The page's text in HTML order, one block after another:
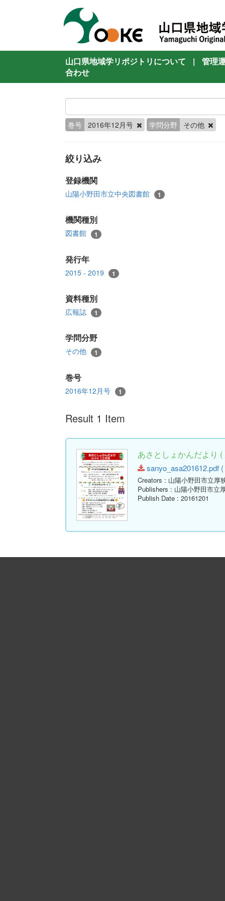
山口県地域学リポジトリについて |
管理
合わせ
巻号 2016年12月号 学問分野 その他
絞り込み
登録機関
山陽小野田市立中央図書館 1
機関種別
図書館 1
発行年
2015 - 2019 1
資料種別
広報誌 1
学問分野
その他 1
巻号
2016年12月号 1
Result 1 Item
あさとしょかんだより
sanyo_asa201612.pdf
Creators : 山陽小野田市立厚
Publishers : 山陽小野田市立
Publish Date : 20161201